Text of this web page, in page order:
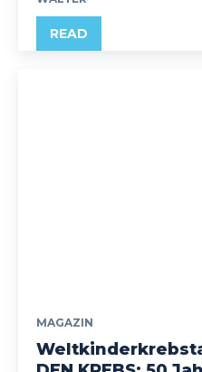
READ
MAGAZIN